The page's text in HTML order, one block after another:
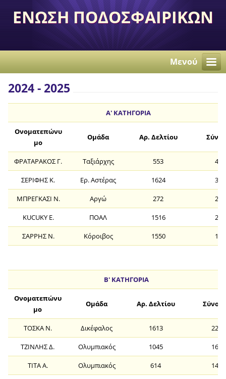
ΕΝΩΣΗ ΠΟΔΟΣΦΑΙΡΙΚΩΝ
ΣΩΜΑΤΕΙΩΝ
ΑΝΕΞΑΡΤΗΤΩΝ
ΠΕΡΙΣΤΕΡΙΟΥ
Μενού
2024 - 2025
Α' ΚΑΤΗΓΟΡΙΑ
Ονοματεπώνυ
μο
Ομάδα Αρ. Δελτίου
ΦΡΑΤΑΡΑΚΟΣ Γ. Ταξιάρχης 553 48
ΣΕΡΙΦΗΣ Κ. Ερ. Αστέρας 1624 31
ΜΠΡΕΓΚΑΣΙ Ν. Αργώ 272 27
KUCUKY E. ΠΟΑΛ 1516 20
ΣΑΡΡΗΣ Ν. Κόροιβος 1550 19
Β' ΚΑΤΗΓΟΡΙΑ
Ονοματεπώνυ
μο
Ομάδα Αρ. Δελτίου
ΤΟΣΚΑ Ν. Δικέφαλος 1613 22
ΤΖΙΝΛΗΣ Δ. Ολυμπιακός 1045 16
ΤΙΤΑ Α. Ολυμπιακός 614 14